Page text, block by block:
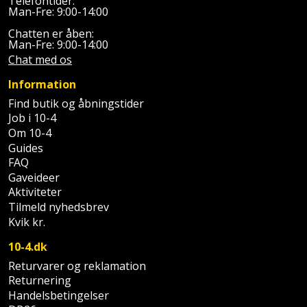
Tommestok
Tømrervinkel
Tragt
Ud-
og
aftrækker
Værktøjskasse
og
Værktøjssæt
Vaterpas
Rotationslaser
Rundsav
Rundsavsklinge
Rystepudser
Rystepudsertilbehør
Slagboremaskine
Slagnøgle
Slagnøgletilbehør
Slagskruetrækker
Støvsuger
Strygejern
Terrassevarmer
Tømidler
Tørrestativ
Trappevanger
Udebruser
afskærmning
Varme
Man-Fre: 9:00-14:00
Chatten er åben:
Man-Fre: 9:00-14:00
Chat med os
Information
Find butik og åbningstider
Job i 10-4
Om 10-4
Guides
FAQ
Gaveideer
Aktiviteter
Tilmeld nyhedsbrev
Kvik kr.
10-4.dk
Returvarer og reklamation
Returnering
Handelsbetingelser